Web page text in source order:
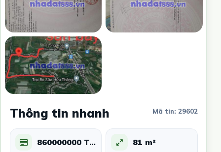
Thông tin nhanh Mã tin: 29602
860000000 Triệu 81 m²